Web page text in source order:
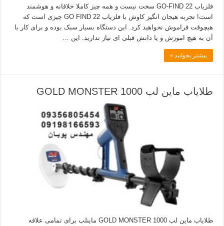
فلزیاب GO-FIND 22 سخت نیست و همه چیز کاملا خلاقانه و هوشمند
است! تجربه هیجان انگیز کاوش با فلزیاب GO FIND 22 چیزی است که
هیچوقت فراموش نخواهید کرد. این دستگاه بسیار سبک بوده و برای کار با
آن به هیچ اموزش و یا دانش قبلی ای نیاز ندارید. این …
بیشتر بخوانید »
طلایاب ماین لب GOLD MONSTER 1000
طلایاب ماین لب GOLD MONSTER 1000 ماینلب برای تمامی علاقه